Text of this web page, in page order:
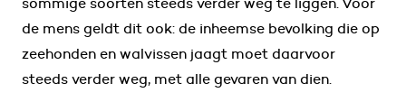
de mens geldt dit ook: de inheemse bevolking die op
zeehonden en walvissen jaagt moet daarvoor
steeds verder weg, met alle gevaren van dien.